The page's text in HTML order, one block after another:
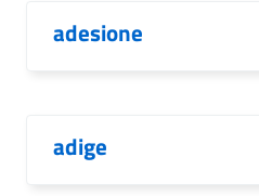
adesione
adige